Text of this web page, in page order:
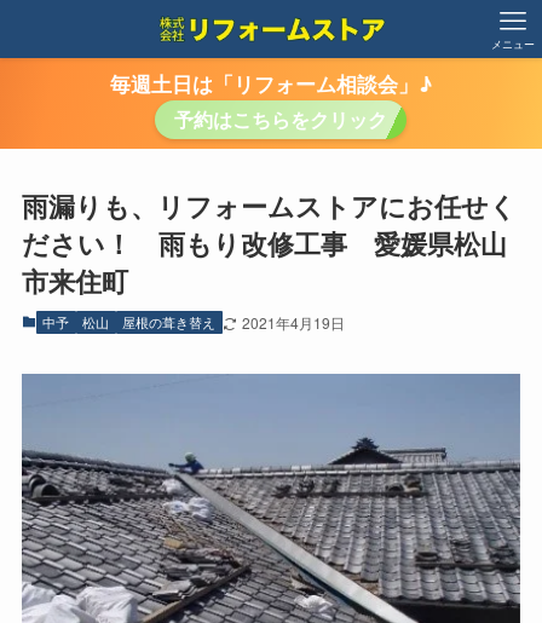
メニュー
毎週土日は「リフォーム相談会」♪
予約はこちらをクリック
雨漏りも、リフォームストアにお任せく
ださい！ 雨もり改修工事 愛媛県松山
市来住町
中予 松山 屋根の葺き替え 2021年4月19日